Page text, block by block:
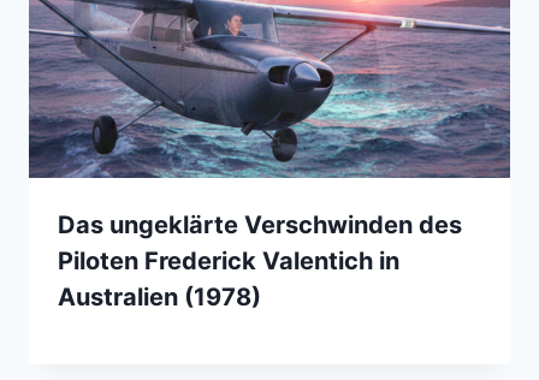
Das ungeklärte Verschwinden des
Piloten Frederick Valentich in
Australien (1978)